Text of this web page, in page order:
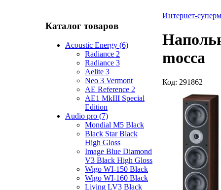
Каталог товаров
Acoustic Energy (6)
Radiance 2
Radiance 3
Aelite 3
Neo 3 Vermont
AE Reference 2
AE1 MkIII Special
Edition
Audio pro (7)
Mondial M5 Black
Black Star Black
High Gloss
Image Blue Diamond
V3 Black High Gloss
Wigo WI-150 Black
Wigo WI-160 Black
Living LV3 Black
Интернет-
mocca
Код: 291862